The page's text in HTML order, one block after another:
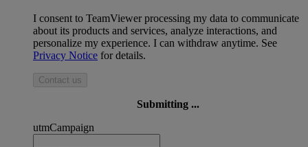
I consent to TeamViewer processing my data to communicate
about its products and services, analyze interactions, and
personalize my experience. I can withdraw anytime. See
Privacy Notice for details.
Contact us
Submitting ...
utmCampaign